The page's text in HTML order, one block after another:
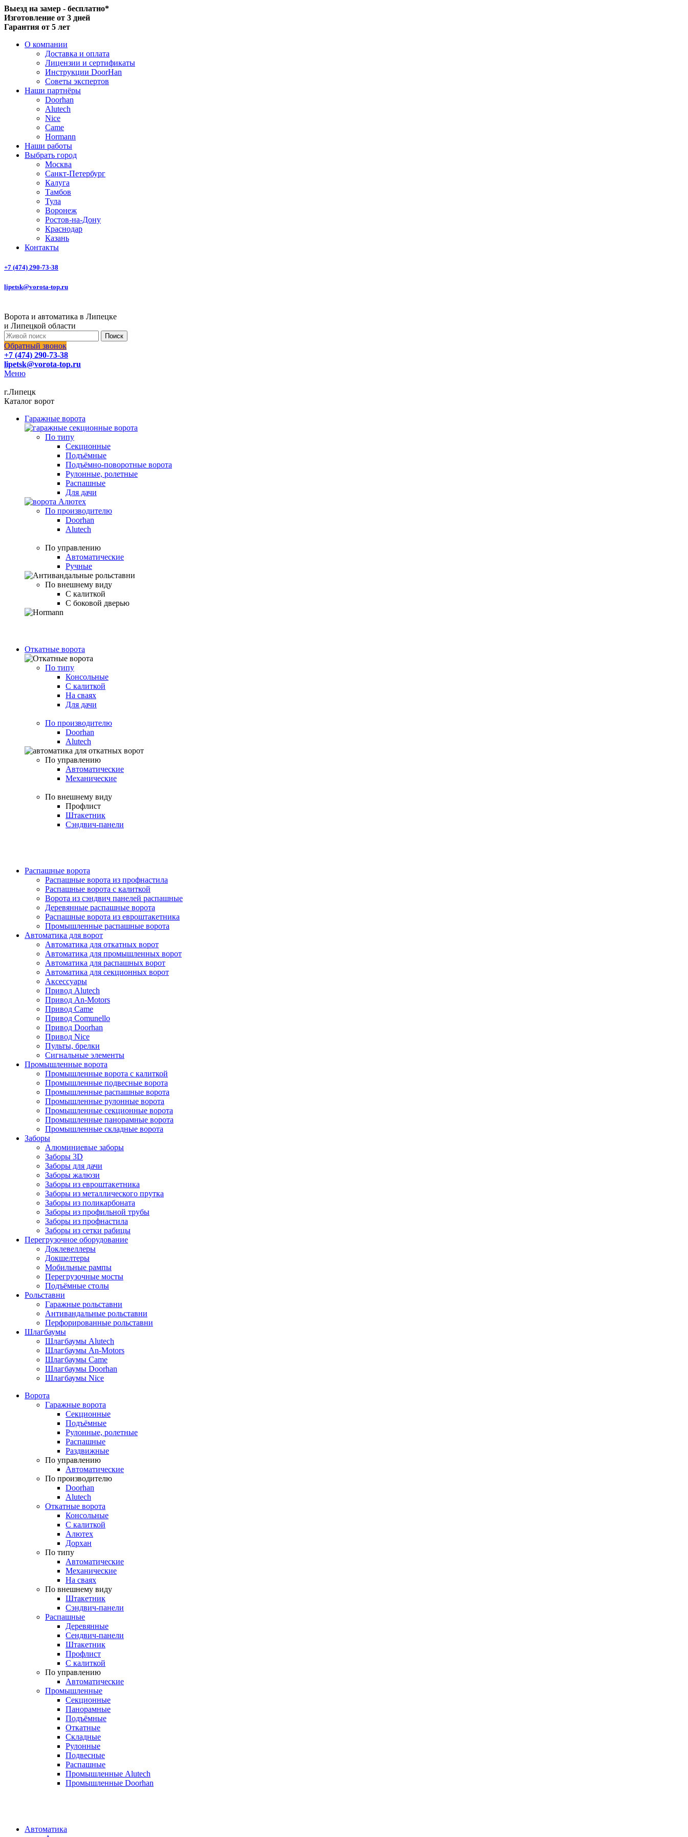
Выезд на замер - бесплатно*
Изготовление от 3 дней
Гарантия от 5 лет
О компании
Доставка и оплата
Лицензии и сертификаты
Инструкции DoorHan
Советы экспертов
Наши партнёры
Doorhan
Alutech
Nice
Came
Hormann
Наши работы
Выбрать город
Москва
Санкт-Петербург
Калуга
Тамбов
Тула
Воронеж
Ростов-на-Дону
Краснодар
Казань
Контакты
+7 (474) 290-73-38
lipetsk@vorota-top.ru
Ворота и автоматика в Липецке
и Липецкой области
Поиск
Обратный звонок
+7 (474) 290-73-38
lipetsk@vorota-top.ru
Меню
г.Липецк
Каталог ворот
Гаражные ворота
По типу
Секционные
Подъёмные
Подъёмно-поворотные ворота
Рулонные, ролетные
Распашные
Для дачи
По производителю
Doorhan
Alutech
По управлению
Автоматические
Ручные
По внешнему виду
С калиткой
С боковой дверью
Откатные ворота
По типу
Консольные
С калиткой
На сваях
Для дачи
По производителю
Doorhan
Alutech
По управлению
Автоматические
Механические
По внешнему виду
Профлист
Штакетник
Сэндвич-панели
Распашные ворота
Распашные ворота из профнастила
Распашные ворота с калиткой
Ворота из сэндвич панелей распашные
Деревянные распашные ворота
Распашные ворота из евроштакетника
Промышленные распашные ворота
Автоматика для ворот
Автоматика для откатных ворот
Автоматика для промышленных ворот
Автоматика для распашных ворот
Автоматика для секционных ворот
Аксессуары
Привод Alutech
Привод An-Motors
Привод Came
Привод Comunello
Привод Doorhan
Привод Nice
Пульты, брелки
Сигнальные элементы
Промышленные ворота
Промышленные ворота с калиткой
Промышленные подвесные ворота
Промышленные распашные ворота
Промышленные рулонные ворота
Промышленные секционные ворота
Промышленные панорамные ворота
Промышленные складные ворота
Заборы
Алюминиевые заборы
Заборы 3D
Заборы для дачи
Заборы жалюзи
Заборы из евроштакетника
Заборы из металлического прутка
Заборы из поликарбоната
Заборы из профильной трубы
Заборы из профнастила
Заборы из сетки рабицы
Перегрузочное оборудование
Доклевеллеры
Докшелтеры
Мобильные рампы
Перегрузочные мосты
Подъёмные столы
Рольставни
Гаражные рольставни
Антивандальные рольставни
Перфорированные рольставни
Шлагбаумы
Шлагбаумы Alutech
Шлагбаумы An-Motors
Шлагбаумы Came
Шлагбаумы Doorhan
Шлагбаумы Nice
Ворота
Гаражные ворота
Секционные
Подъёмные
Рулонные, ролетные
Распашные
Раздвижные
По управлению
Автоматические
По производителю
Doorhan
Alutech
Откатные ворота
Консольные
С калиткой
Алютех
Дорхан
По типу
Автоматические
Механические
На сваях
По внешнему виду
Штакетник
Сэндвич-панели
Распашные
Деревянные
Сендвич-панели
Штакетник
Профлист
С калиткой
По управлению
Автоматические
Промышленные
Секционные
Панорамные
Подъёмные
Откатные
Складные
Рулонные
Подвесные
Распашные
Промышленные Alutech
Промышленные Doorhan
Автоматика